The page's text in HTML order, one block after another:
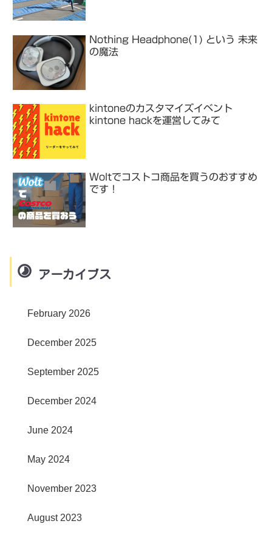
Nothing Headphone(1) という 未来
の魔法
kintoneのカスタマイズイベント
kintone hackを運営してみて
Woltでコストコ商品を買うのおすすめ
です！
アーカイブス
February 2026
December 2025
September 2025
December 2024
June 2024
May 2024
November 2023
August 2023